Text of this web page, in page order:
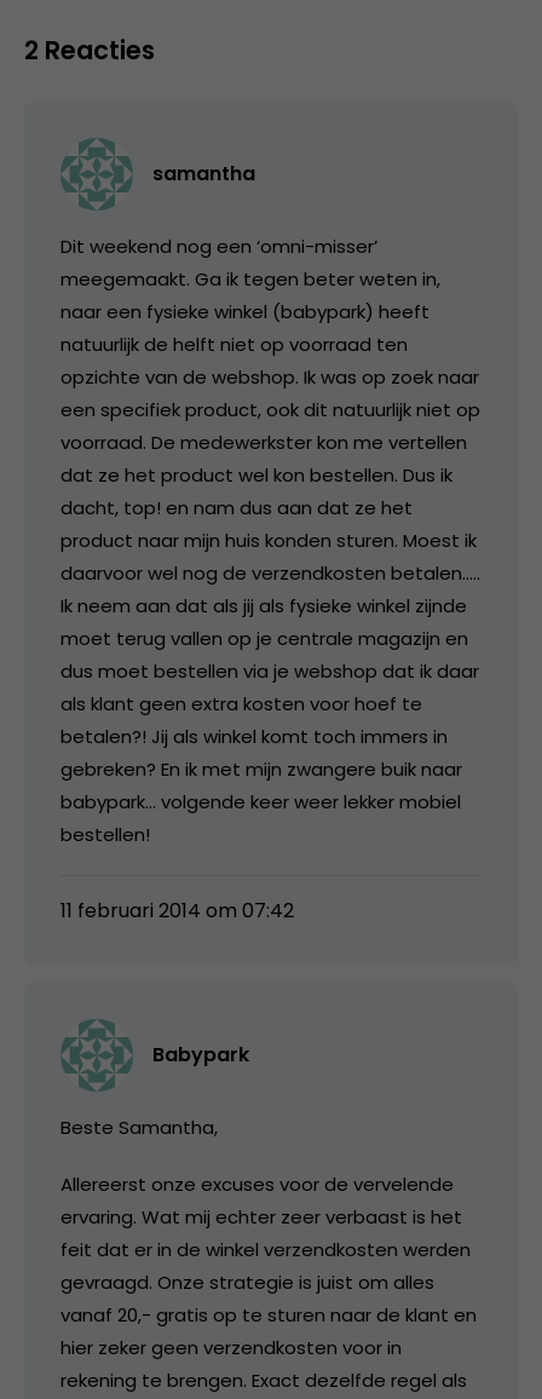
2 Reacties
samantha
Dit weekend nog een ‘omni-misser’
meegemaakt. Ga ik tegen beter weten in,
naar een fysieke winkel (babypark) heeft
natuurlijk de helft niet op voorraad ten
opzichte van de webshop. Ik was op zoek naar
een specifiek product, ook dit natuurlijk niet op
voorraad. De medewerkster kon me vertellen
dat ze het product wel kon bestellen. Dus ik
dacht, top! en nam dus aan dat ze het
product naar mijn huis konden sturen. Moest ik
daarvoor wel nog de verzendkosten betalen…..
Ik neem aan dat als jij als fysieke winkel zijnde
moet terug vallen op je centrale magazijn en
dus moet bestellen via je webshop dat ik daar
als klant geen extra kosten voor hoef te
betalen?! Jij als winkel komt toch immers in
gebreken? En ik met mijn zwangere buik naar
babypark… volgende keer weer lekker mobiel
bestellen!
11 februari 2014 om 07:42
Babypark
Beste Samantha,
Allereerst onze excuses voor de vervelende
ervaring. Wat mij echter zeer verbaast is het
feit dat er in de winkel verzendkosten werden
gevraagd. Onze strategie is juist om alles
vanaf 20,- gratis op te sturen naar de klant en
hier zeker geen verzendkosten voor in
rekening te brengen. Exact dezelfde regel als